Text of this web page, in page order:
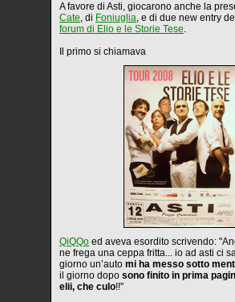
A favore di Asti, giocarono anche la
Cate, di Foniuglia, e di due new entry
forum di Elio e le Storie Tese.
Il primo si chiamava
QiQQo ed aveva esordito scrivendo:
ne frega una ceppa fritta... io ad asti ci
giorno un’auto mi ha messo sotto
il giorno dopo sono finito in prima
elii, che culo!!"